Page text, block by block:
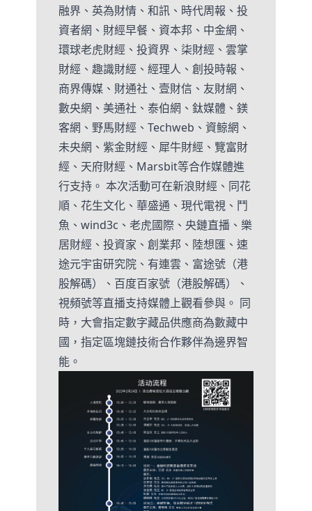
融界、英為財情、和訊、時代周報、投
資者網、財經早餐、資本邦、中金網、
環球老虎財經、投資界、柒財經、雲掌
財經、趣識財經、經理人、創投時報、
商界傳媒、財通社、壹財信、友財網、
數央網、美通社、泰伯網、鈦媒體、鎂
客網、野馬財經、Techweb、資鲸網、
未央網、紫金財經、犀牛財經、覽富財
經、天府財經、Marsbit等合作媒體進
行支持。 本次活動可在新浪財經、同花
順、花生文化、華盛通、現代電視、鬥
魚、wind3c、老虎國際、央鏈直播、樂
居財經、投資家、創業邦、陸想匯、速
途元宇宙研究院、有連雲、富途號（港
股解碼）、百度百家號（港股解碼）、
視頻號等直播支持媒體上觀看參與。 同
時，大會指定數字藏品供應商為數藏中
國，指定區塊鏈技術合作夥伴為邊界智
能。